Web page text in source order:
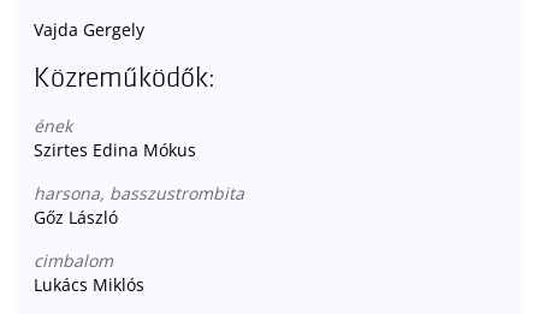
Vajda Gergely
Közreműködők:
ének
Szirtes Edina Mókus
harsona, basszustrombita
Gőz László
cimbalom
Lukács Miklós